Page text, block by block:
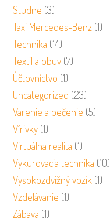
Studne (3)
Taxi Mercedes-Benz (1)
Technika (14)
Textil a obuv (7)
Účtovníctvo (1)
Uncategorized (23)
Varenie a pečenie (5)
Vírivky (1)
Virtuálna realita (1)
Vykurovacia technika (10)
Vysokozdvižný vozík (1)
Vzdelávanie (1)
Zábava (1)